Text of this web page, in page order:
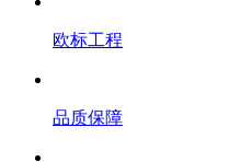
欧标工程
品质保障